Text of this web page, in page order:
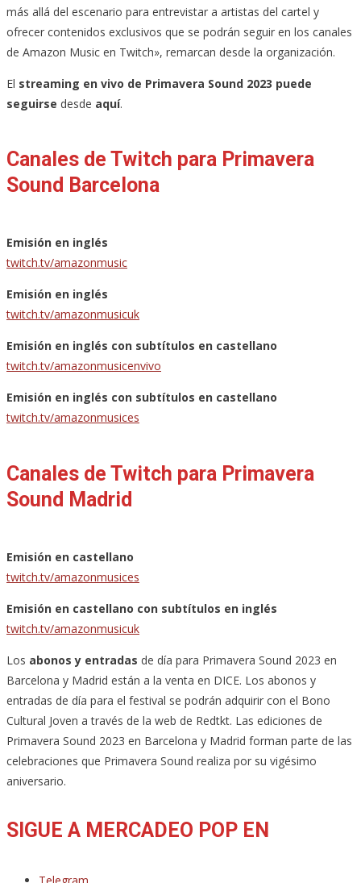
más allá del escenario para entrevistar a artistas del cartel y
ofrecer contenidos exclusivos que se podrán seguir en los canales
de Amazon Music en Twitch», remarcan desde la organización.
El streaming en vivo de Primavera Sound 2023 puede
seguirse desde aquí.
Canales de Twitch para Primavera
Sound Barcelona
Emisión en inglés
twitch.tv/amazonmusic
Emisión en inglés
twitch.tv/amazonmusicuk
Emisión en inglés con subtítulos en castellano
twitch.tv/amazonmusicenvivo
Emisión en inglés con subtítulos en castellano
twitch.tv/amazonmusices
Canales de Twitch para Primavera
Sound Madrid
Emisión en castellano
twitch.tv/amazonmusices
Emisión en castellano con subtítulos en inglés
twitch.tv/amazonmusicuk
Los abonos y entradas de día para Primavera Sound 2023 en
Barcelona y Madrid están a la venta en DICE. Los abonos y
entradas de día para el festival se podrán adquirir con el Bono
Cultural Joven a través de la web de Redtkt. Las ediciones de
Primavera Sound 2023 en Barcelona y Madrid forman parte de las
celebraciones que Primavera Sound realiza por su vigésimo
aniversario.
SIGUE A MERCADEO POP EN